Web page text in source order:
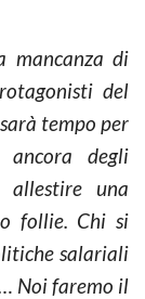
mancanza di
del
tempo per
degli
allestire una
follie. Chi si
salariali
Noi faremo il